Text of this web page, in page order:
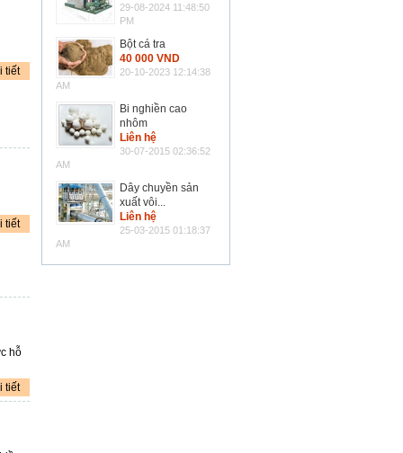
tiết
tiết
hỗ
tiết
29-08-2024 11:48:50
PM
Bột cá tra
40 000 VND
20-10-2023 12:14:38
AM
Bi nghiền cao
nhôm
Liên hệ
30-07-2015 02:36:52
AM
Dây chuyền sản
xuất vôi...
Liên hệ
25-03-2015 01:18:37
AM